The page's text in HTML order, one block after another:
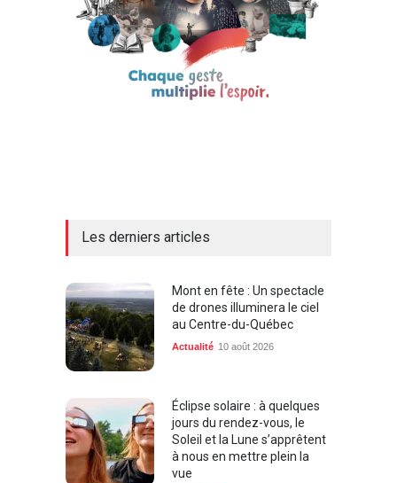
Les derniers articles
Mont en fête : Un spectacle
de drones illuminera le ciel
au Centre-du-Québec
Actualité 10 août 2026
Éclipse solaire : à quelques
jours du rendez-vous, le
Soleil et la Lune s’apprêtent
à nous en mettre plein la
vue